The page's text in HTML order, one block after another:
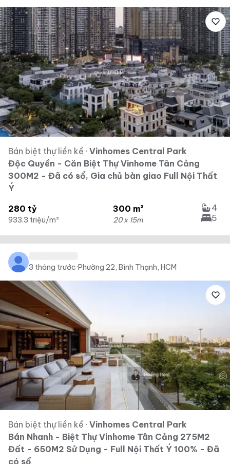
Bán biệt thự liền kề · Vinhomes Central Park
Độc Quyền - Căn Biệt Thự Vinhome Tân Cảng
300M2 - Đã có sổ, Gia chủ bàn giao Full Nội Thất
Ý
280 tỷ
933.3 triệu/m²
300 m²
20 x 15m
4
5
3 tháng trước·Phường 22, Bình Thạnh, HCM
Bán biệt thự liền kề · Vinhomes Central Park
Bán Nhanh - Biệt Thự Vinhome Tân Cảng 275M2
Đất - 650M2 Sử Dụng - Full Nội Thất Ý 100% - Đã
có sổ